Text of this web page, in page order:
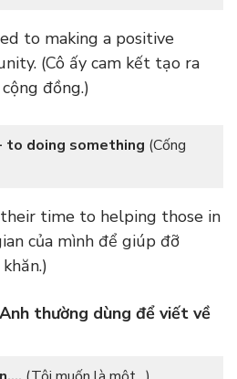
to making a positive
(Cô ấy cam kết tạo ra
đồng.)
to doing something (Cống
time to helping those in
của mình để giúp đỡ
thường dùng để viết về